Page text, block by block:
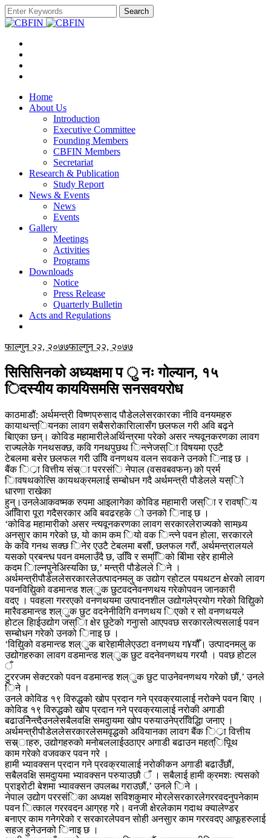
Search
Home
About Us
Introduction
Executive Committee
Founding Members
CBFIN Members
Secretariat
Research & Publication
Study Report
News & Events
News
Events
Gallery
Meetings
Activities
Programs
Downloads
Notice
Press Release
Quarterly Bulletin
Acts and Regulations
फाल्गुन २२, २०७७फाल्गुन २२, २०७७
सिसिसिनको अध्यक्षमा प ु नः गोल्यान, १५
िदस्यीय काययिसमसि सनसवयरोध
काठमाडौं: अर्थमन्त्री विष्णप्रुसाद पौडेललेसरकारका नीवि वनयमहरु
कायाथन्त्ियनका लावग सबैसरोकारिालासँग छलफल गरी अवि बढ्ने
बिाएका छन्। कोविड महामारीलेअर्थिन्त्रमा परेको असर न्त्यवूनकरणका लावग
राज्यलेके गनथसक्छ, कवि गनथपुछथ िन्त्नेजस्िा विषयमा एउटै
टेबलमा बसेर छलफल गरी उविि वनणथय वलन सवकने उनको िनाइ छ ।
बैंक िर्ा वित्तीय संस्र्ा पररसंि नेपाल (वसवबवफन) को प्रर्म
िावषथकोत्सि कायथक्रमलाई सम्बोधन गदै अर्थमन्त्री पौडेलले यस्िो
धारणा राखेका
हुन्।उनलेआकवष्मक रुपमा आइलागेका कोविड महामारी जस्िा र रावष्िय
अवििारा पूरा गदैसरकार अवि बवढरहके ो उनको िनाइ छ ।
‘कोविड महामारीको असर न्त्यवूनकरणका लावग सरकारलेराज्यको सामथ्र्य
अनसुार काम गरेको छ, यो काम कम ियो वक िन्त्ने पवन होला, सरकारले
के कवि गनथ सक्छ िनेर एउटै टेबलमा बसौं, छलफल गरौं, अर्थमन्त्रालयले
यसको प्रबन्त्ध पवन वमलाउँदै छ, उविि र सम्ििको बीिमा रहेर हामीले
कदम िाल्नपुनेअिस्यकिा छ,’ मन्त्री पौडेलले िने ।
अर्थमन्त्रीपौडेललेसरकारलेउत्पादनमलु क उद्योग रहोटल पयथटन क्षेरको लावग
पवनविद्यिुको वडमान्त्ड शल्ुक छुटवदनेवनणथय गरेकोपवन जानकारी
वदए । पवहला गररएको वनणथयमा उत्पादनशील उद्योगलेप्रयोग गरेको विद्यिुको
मारैवडमान्त्ड शल्ुक छुट वदनेनीविगि वनणथय िएको र सो वनणथयले
होटल हिाईउद्योग जस्िा क्षेर छुटेको गनुासो आएपवछ सरकारलेत्यसलाई पवन
सम्बोधन गरेको उनको िनाइ छ ।
‘विद्यिुको वडमान्त्ड शल्ुक बारेहामीलेएउटा वनणथय ग¥यौँ। उत्पादनमलु क
उद्योगहरुका लावग वडमान्त्ड शल्ुक छुट वदनेवनणथय गरयौ । पवछ होटल
ँ
टुररजम सेक्टरको पवन वडमान्त्ड शल्ुक छुट पाउनेवनणथय गरेको छौं,’ उनले
िने ।
उनले कोविड १९ विरुद्धको खोप प्रदान गने प्रवक्रयालाई नरोक्ने पवन बिाए ।
कोविड १९ विरुद्धको खोप प्रदान गने प्रवक्रयालाई नरोकी अगाडी
बढाउनेिन्त्दैउनलेसबैलवक्षि समदुायमा खोप परुयाउनेप्रवििद्धिा जनाए ।
अर्थमन्त्रीपौडेललेसरकारलेसमवृद्धको अवियानका लावग बैंक िर्ा वित्तीय
सस्र्ाहरु, उद्योगहरुको मनोबललाईउठाएर अगाडी बढाउन महत्िपिूथ
काम गरेको वजवकर पवन गरे ।
हामी भ्यावक्सन प्रदान गने प्रवक्रयालाई नरोकीकन अगाडी बढाउँछौं,
सबैलवक्षि समदुायमा भ्यावक्सन परुयाउछौ ँ । सबैलाई हामी क्रमशः त्यसको
प्राइरोटी बेशमा भ्यावक्सन उपलब्ध गराउछौं,’ उनले िने ।
नेपाल उद्योग पररसंिका अध्यक्ष सविशकुमार मोरलेसरकारलेगररवदनुपनेकाम
पवन ित्काल गररवदन आग्रह गरे। वनजी क्षेरलेकाम गदाथ क्यालेण्डर
बनाएर काम गनेगरेको र सरकारलेपवन सोही अनसुार काम गररवदए आफूहरुलाई
सहज हुनेउनको िनाइ छ ।